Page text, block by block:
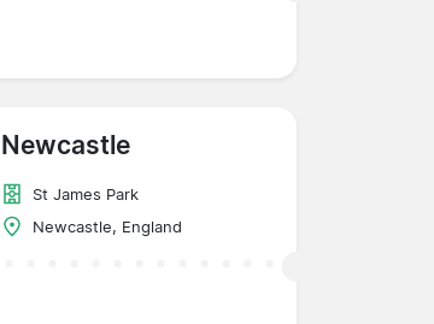
Newcastle
St James Park
Newcastle, England